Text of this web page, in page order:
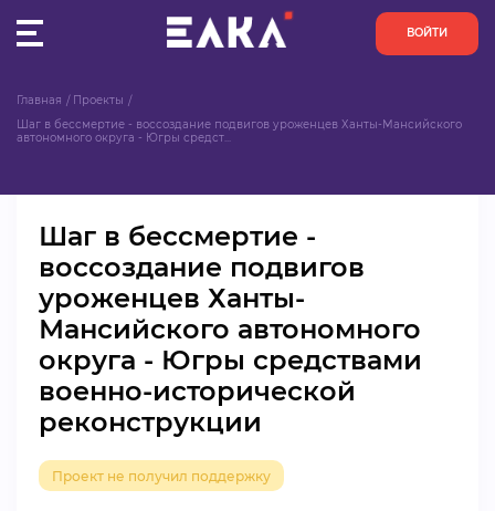
ВОЙТИ
ПУЛЬС
ОРГАНИЗАЦИИ
АКТИВИСТЫ
ПРОЕКТЫ
АНАЛИТИКА
БАЗА ЗНАНИЙ
Главная
Проекты
Шаг в бессмертие - воссоздание подвигов уроженцев Ханты-Мансийского
автономного округа - Югры средст...
Шаг в бессмертие -
воссоздание подвигов
уроженцев Ханты-
Мансийского автономного
округа - Югры средствами
военно-исторической
реконструкции
Проект не получил поддержку